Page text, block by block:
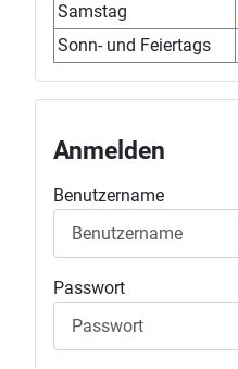
Samstag
Sonn- und Feiertags
Anmelden
Benutzername
Passwort